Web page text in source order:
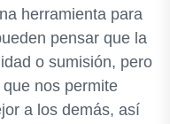
herramienta para
pensar que la
o sumisión, pero
nos permite
a los demás, así